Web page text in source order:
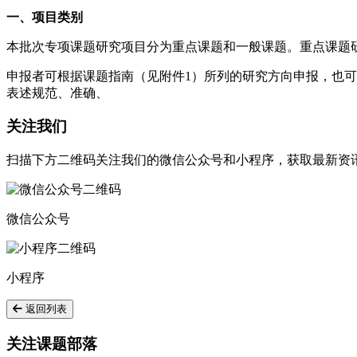
一、项目类别
本批次专项课题研究项目分为重点课题和一般课题。重点课
申报者可根据课题指南（见附件1）所列的研究方向申报，也
表述规范、准确、
关注我们
扫描下方二维码关注我们的微信公众号和小程序，获取最新资
微信公众号
小程序
返回列表
关注课题部落